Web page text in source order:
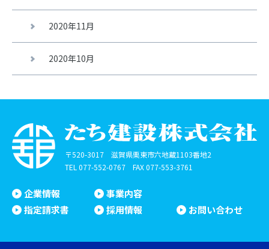
2020年11月
2020年10月
〒520-3017 滋賀県栗東市六地蔵1103番地2
TEL077-552-0767 FAX 077-553-3761
企業情報
事業内容
指定請求書
採用情報 お問い合わせ